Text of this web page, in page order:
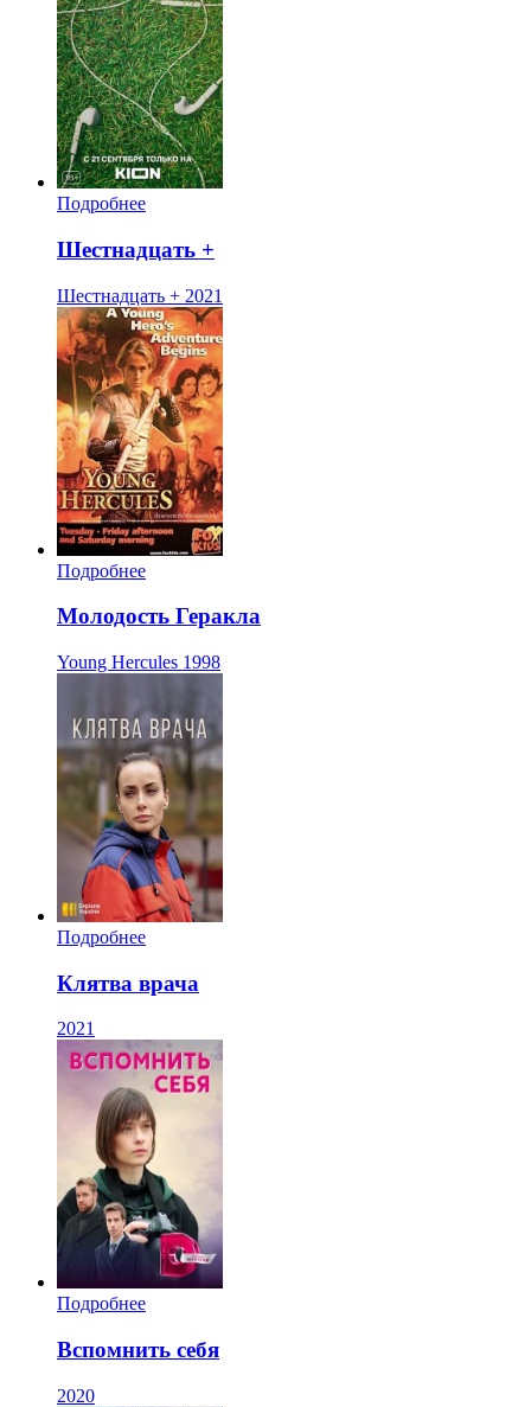
Подробнее
Шестнадцать +
Шестнадцать + 2021
Подробнее
Молодость Геракла
Young Hercules 1998
Подробнее
Клятва врача
2021
Подробнее
Вспомнить себя
2020